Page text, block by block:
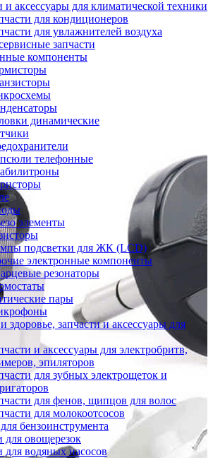
и аксессуары для климатической техники
для кондиционеров
для увлажнителей воздуха
запчасти
компоненты
динамические
телефонные
элементы
подсветки для ЖК (LCD)
электронные компоненты
резонаторы
пары
здоровье, запчасти и аксессуары для
и аксессуары для электробритв,
эпиляторов
для зубных электрощеток и
для фенов, щипцов для волос
для молокоотсосов
бензоинструмента
для овощерезок
для водяных насосов